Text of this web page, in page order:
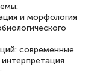
пройти
и морфология
современные